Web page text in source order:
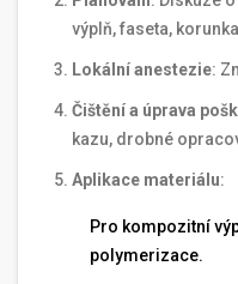
výplň, faseta,
Lokální anestezie:
Čištění a úprava
kazu, drobné
Aplikace materiálu:
Pro kompozitní
polymerizace.